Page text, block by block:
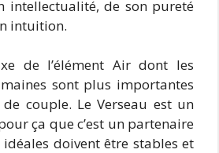
intellectualité, de son pureté
intuition.
de l’élément Air dont les
sont plus importantes
couple. Le Verseau est un
ça que c’est un partenaire
doivent être stables et